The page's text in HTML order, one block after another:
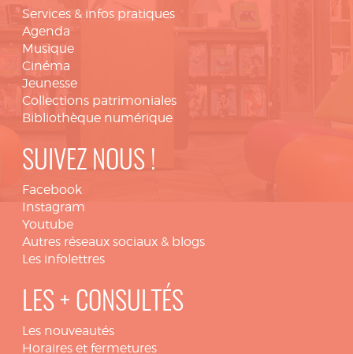
Services & infos pratiques
Agenda
Musique
Cinéma
Jeunesse
Collections patrimoniales
Bibliothèque numérique
SUIVEZ NOUS !
Facebook
Instagram
Youtube
Autres réseaux sociaux & blogs
Les infolettres
LES + CONSULTÉS
Les nouveautés
Horaires et fermetures